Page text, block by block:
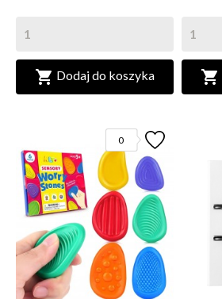
 Dodaj do koszyka 
0